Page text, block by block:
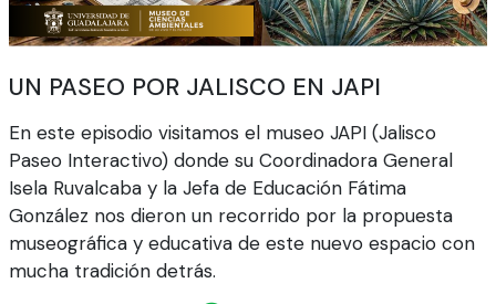
UN PASEO POR JALISCO EN JAPI
En este episodio visitamos el museo JAPI (Jalisco
Paseo Interactivo) donde su Coordinadora General
Isela Ruvalcaba y la Jefa de Educación Fátima
González nos dieron un recorrido por la propuesta
museográfica y educativa de este nuevo espacio con
mucha tradición detrás.